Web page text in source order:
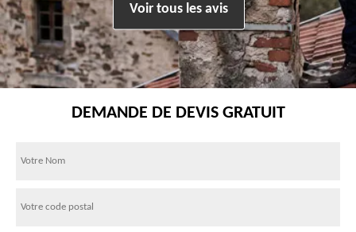
Voir tous les avis
DEMANDE DE DEVIS GRATUIT